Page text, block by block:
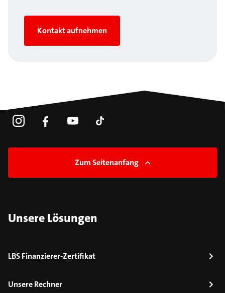
Kontakt aufnehmen
Zum Seitenanfang
Unsere Lösungen
LBS Finanzierer-Zertifikat
Unsere Rechner